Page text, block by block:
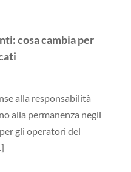
cosa cambia per
alla responsabilità
alla permanenza negli
gli operatori del